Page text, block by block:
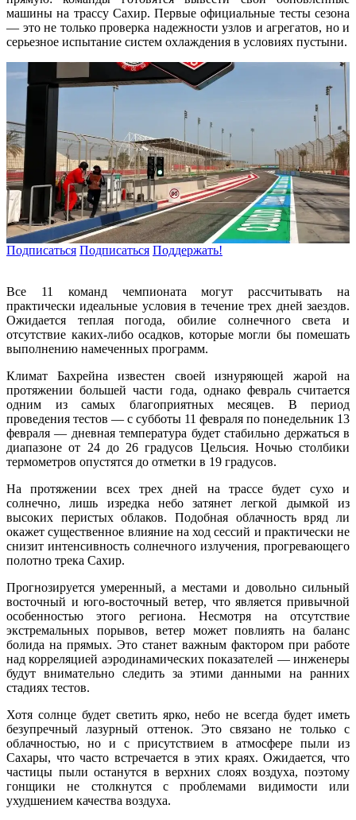
машины на трассу Сахир. Первые официальные тесты сезона
— это не только проверка надежности узлов и агрегатов, но и
серьезное испытание систем охлаждения в условиях пустыни.
Подписаться Подписаться Поддержать!
Все 11 команд чемпионата могут рассчитывать на
практически идеальные условия в течение трех дней заездов.
Ожидается теплая погода, обилие солнечного света и
отсутствие каких-либо осадков, которые могли бы помешать
выполнению намеченных программ.
Климат Бахрейна известен своей изнуряющей жарой на
протяжении большей части года, однако февраль считается
одним из самых благоприятных месяцев. В период
проведения тестов — с субботы 11 февраля по понедельник 13
февраля — дневная температура будет стабильно держаться в
диапазоне от 24 до 26 градусов Цельсия. Ночью столбики
термометров опустятся до отметки в 19 градусов.
На протяжении всех трех дней на трассе будет сухо и
солнечно, лишь изредка небо затянет легкой дымкой из
высоких перистых облаков. Подобная облачность вряд ли
окажет существенное влияние на ход сессий и практически не
снизит интенсивность солнечного излучения, прогревающего
полотно трека Сахир.
Прогнозируется умеренный, а местами и довольно сильный
восточный и юго-восточный ветер, что является привычной
особенностью этого региона. Несмотря на отсутствие
экстремальных порывов, ветер может повлиять на баланс
болида на прямых. Это станет важным фактором при работе
над корреляцией аэродинамических показателей — инженеры
будут внимательно следить за этими данными на ранних
стадиях тестов.
Хотя солнце будет светить ярко, небо не всегда будет иметь
безупречный лазурный оттенок. Это связано не только с
облачностью, но и с присутствием в атмосфере пыли из
Сахары, что часто встречается в этих краях. Ожидается, что
частицы пыли останутся в верхних слоях воздуха, поэтому
гонщики не столкнутся с проблемами видимости или
ухудшением качества воздуха.